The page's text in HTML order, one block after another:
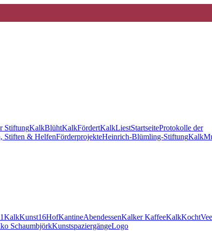
StiftungKalkBlühtKalkFördertKalkLiestStartseiteProtokolle der
Stiften & HelfenFörderprojekteHeinrich-Blümling-Stiftung
KalkKunst16HofKantineAbendessenKalker KaffeeKalkKocht
SchaumbjörkKunstspaziergängeLogo